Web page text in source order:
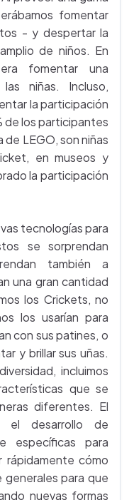
fomentar
- y despertar la
de niños. En
fomentar una
niñas. Incluso,
la participación
de los participantes
LEGO, son niñas
en museos y
la participación
tecnologías para
se sorprendan
también a
una gran cantidad
los Crickets, no
los usarían para
con sus patines, o
y brillar sus uñas.
incluimos
que se
diferentes. El
desarrollo de
específicas para
rápidamente cómo
para que
nuevas formas